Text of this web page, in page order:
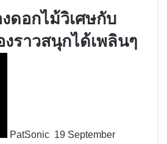
งดอกไม้วิเศษกับ
ราวสนุกได้เพลินๆ
PatSonic 19 September